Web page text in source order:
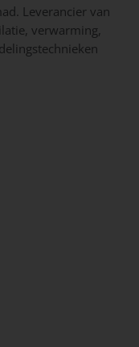
Leverancier van
verwarming,